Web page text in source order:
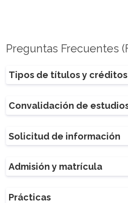
Preguntas Frecuentes
Tipos de títulos y créditos
Convalidación de
Solicitud de información
Admisión y matrícula
Prácticas